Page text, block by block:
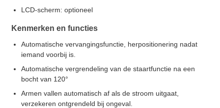
LCD-scherm: optioneel
Kenmerken en functies
Automatische vervangingsfunctie, herpositionering nadat
iemand voorbij is.
Automatische vergrendeling van de staartfunctie na een
bocht van 120°
Armen vallen automatisch af als de stroom uitgaat,
verzekeren ontgrendeld bij ongeval.